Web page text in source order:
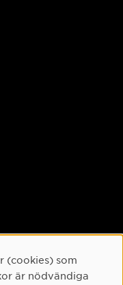
(cookies) som
är nödvändiga